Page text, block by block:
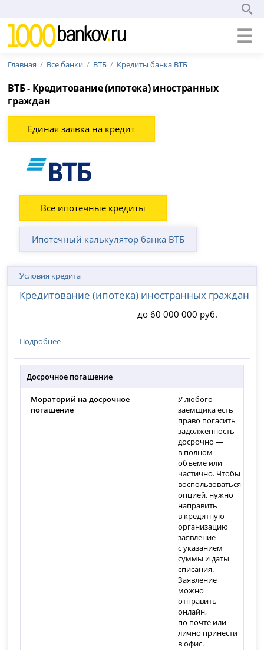
Главная Все банки ВТБ Кредиты банка ВТБ
ВТБ - Кредитование (ипотека) иностранных
граждан
Единая заявка на кредит
Все ипотечные кредиты
Ипотечный калькулятор банка ВТБ
Условия кредита
Кредитование (ипотека) иностранных граждан
до 60 000 000 руб.
Подробнее
Досрочное погашение
Мораторий на досрочное
погашение
У любого
заемщика есть
право погасить
задолженность
досрочно —
в полном
объеме или
частично. Чтобы
воспользоваться
опцией, нужно
направить
в кредитную
организацию
заявление
с указанием
суммы и даты
списания.
Заявление
можно
отправить
онлайн,
по почте или
лично принести
в офис.